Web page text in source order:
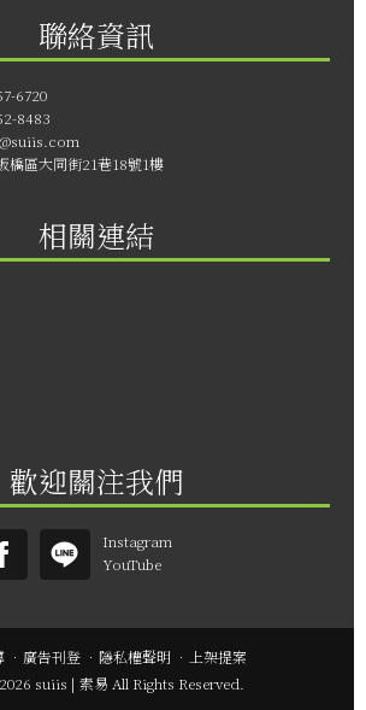
聯絡資訊
6720
8483
橋區大同街21巷18號1樓
相關連結
歡迎關注我們
Instagram
YouTube
． 廣告刊登． 隱私權聲明．
上架提案
suiis | 素易 All Rights Reserved.